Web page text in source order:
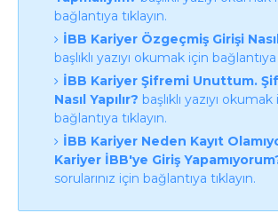
bağlantıya tıklayın.
İBB Kariyer Özgeçmiş Girişi Nasıl
başlıklı yazıyı okumak için bağlantıya
İBB Kariyer Şifremi Unuttum.
Nasıl Yapılır? başlıklı yazıyı okumak
bağlantıya tıklayın.
İBB Kariyer Neden Kayıt
Kariyer İBB'ye Giriş
sorularınız için bağlantıya tıklayın.